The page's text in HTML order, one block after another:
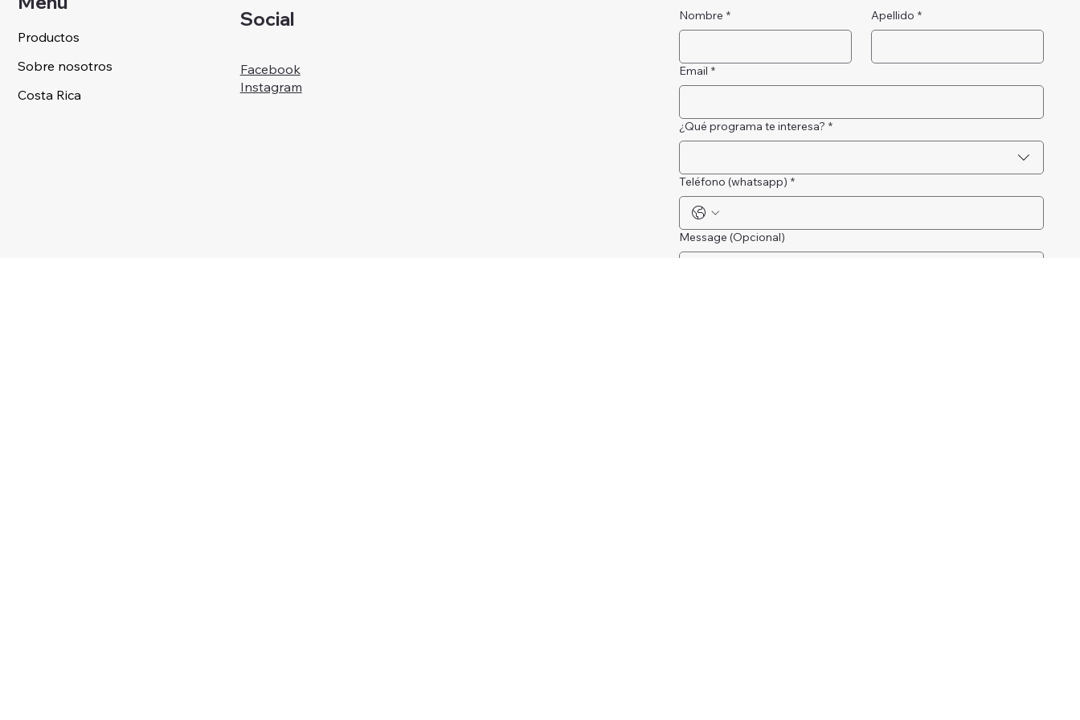
Productos
Sobre nosotros
Costa Rica
Social
Facebook
Instagram
Nombre * Apellido *
Email *
¿Qué programa te interesa? *
Teléfono (whatsapp) *
Message (Opcional)